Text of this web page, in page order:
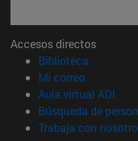
Accesos directos
Biblioteca
Mi correo(abre en
Aula virtual ADI
Búsqueda de
Trabaja con